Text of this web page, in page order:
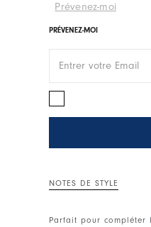
Prévenez-moi
PRÉVENEZ-MOI
NOTES DE STYLE
Parfait pour compléter